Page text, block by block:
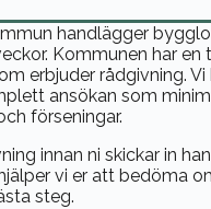
handlägger
Kommunen har en
erbjuder rådgivning. Vi
ansökan som
förseningar.
innan ni skickar in
vi er att bedöma
steg.